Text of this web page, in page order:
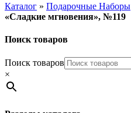
Каталог » Подарочные Наборы
«Сладкие мгновения», №119
Поиск товаров
Поиск товаров
×